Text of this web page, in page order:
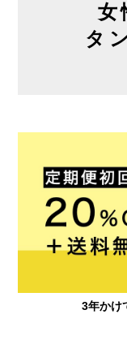
女
タ
3年かけ